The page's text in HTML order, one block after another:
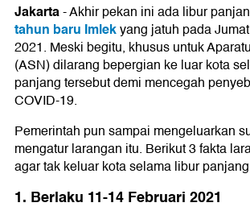
Jakarta-Akhir pekan ini ada libur
tahun baru Imlekyang jatuh pada
2021. Meski begitu, khusus untuk
(ASN) dilarang bepergian ke luar kota
panjang tersebut demi mencegah
COVID-19.
Pemerintah pun sampai mengeluarkan
mengatur larangan itu. Berikut 3 fakta
agar tak keluar kota selama libur
1. Berlaku 11-14 Februari 2021